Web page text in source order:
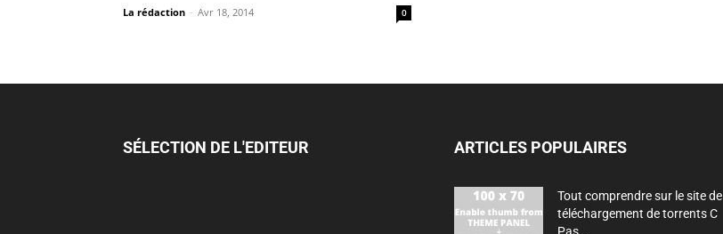
La rédaction - Avr 18, 2014 0
SÉLECTION DE L'EDITEUR ARTICLES POPULAIRES
Tout comprendre sur le site de
téléchargement de torrents C